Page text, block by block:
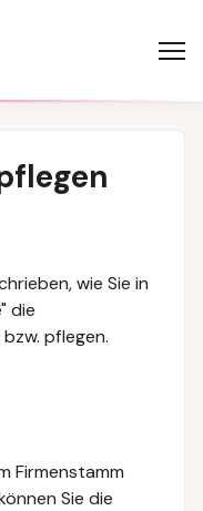
wie Sie in
die
pflegen.
Firmenstamm
Sie die